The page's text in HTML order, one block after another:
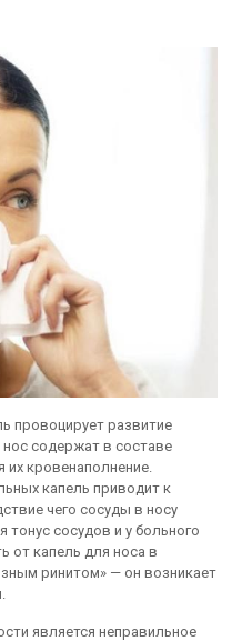
провоцирует развитие
нос содержат в составе
кровенаполнение.
капель приводит к
чего сосуды в носу
сосудов и у больного
от капель для носа в
ринитом» — он возникает
является неправильное